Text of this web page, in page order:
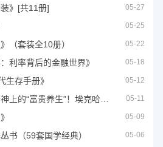
》[共11册] 05-27
05-25
（套装全10册） 05-22
利率背后的金融世界》 05-18
生存手册》 05-12
05-11
05-09
书（59套国学经典） 05-06